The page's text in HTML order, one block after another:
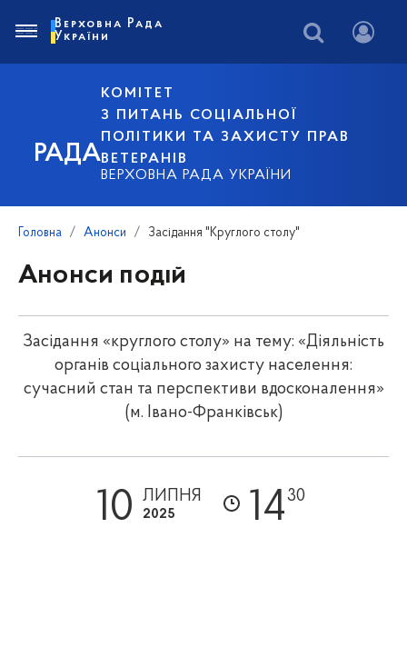
РАДА
КОМІТЕТ
З ПИТАНЬ СОЦІАЛЬНОЇ
ПОЛІТИКИ ТА ЗАХИСТУ ПРАВ
ВЕТЕРАНІВ
ВЕРХОВНА РАДА УКРАЇНИ
Верховна Рада
України
Головна Анонси Засідання "Круглого столу"
Анонси подій
Засідання «круглого столу» на тему: «Діяльність
органів соціального захисту населення:
сучасний стан та перспективи вдосконалення»
(м. Івано-Франківськ)
10 ЛИПНЯ
2025 1430